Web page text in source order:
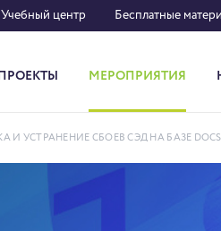
Учебный центр Бесплатные
ПРОЕКТЫ МЕРОПРИЯТИЯ
СБОЕВ СЭД НА БАЗЕ